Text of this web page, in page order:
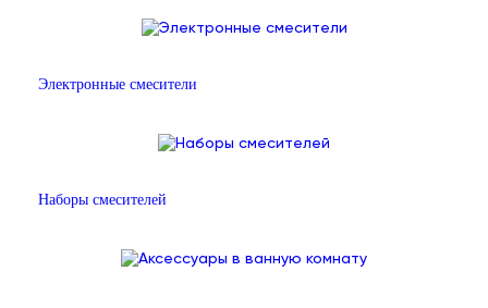
Электронные смесители
Наборы смесителей